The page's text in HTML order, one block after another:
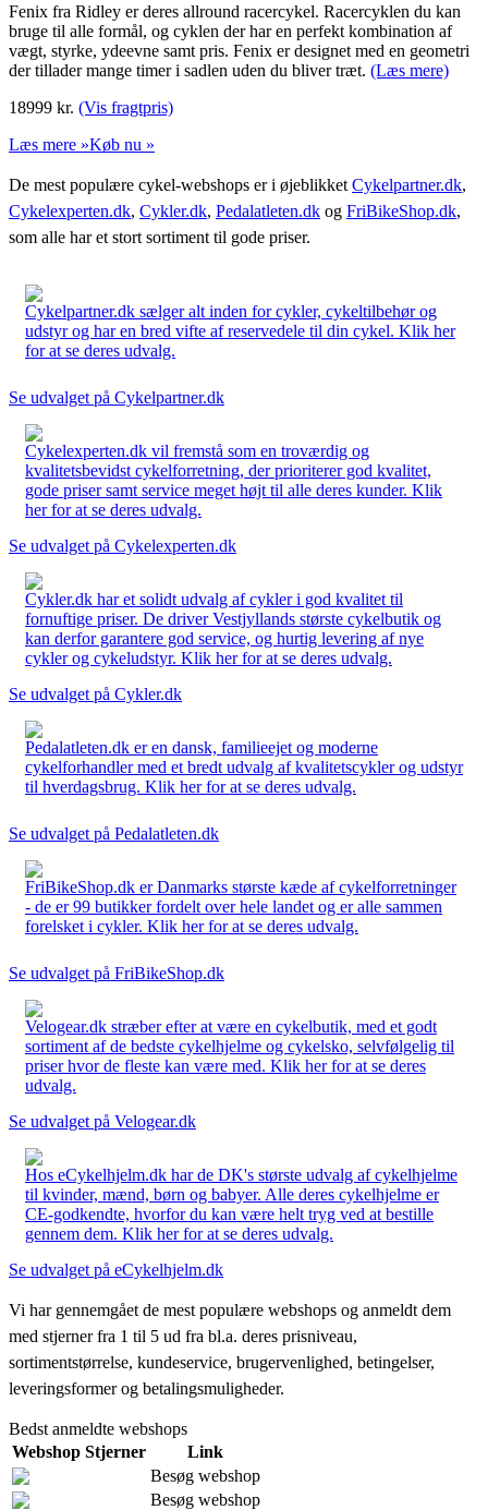
Fenix fra Ridley er deres allround racercykel. Racercyklen du kan
bruge til alle formål, og cyklen der har en perfekt kombination af
vægt, styrke, ydeevne samt pris. Fenix er designet med en geometri
der tillader mange timer i sadlen uden du bliver træt. (Læs mere)
18999 kr. (Vis fragtpris)
Læs mere »Køb nu »
De mest populære cykel-webshops er i øjeblikket Cykelpartner.dk,
Cykelexperten.dk, Cykler.dk, Pedalatleten.dk og FriBikeShop.dk,
som alle har et stort sortiment til gode priser.
Cykelpartner.dk sælger alt inden for cykler, cykeltilbehør og
udstyr og har en bred vifte af reservedele til din cykel. Klik her
for at se deres udvalg.
Se udvalget på Cykelpartner.dk
Cykelexperten.dk vil fremstå som en troværdig og
kvalitetsbevidst cykelforretning, der prioriterer god kvalitet,
gode priser samt service meget højt til alle deres kunder. Klik
her for at se deres udvalg.
Se udvalget på Cykelexperten.dk
Cykler.dk har et solidt udvalg af cykler i god kvalitet til
fornuftige priser. De driver Vestjyllands største cykelbutik og
kan derfor garantere god service, og hurtig levering af nye
cykler og cykeludstyr. Klik her for at se deres udvalg.
Se udvalget på Cykler.dk
Pedalatleten.dk er en dansk, familieejet og moderne
cykelforhandler med et bredt udvalg af kvalitetscykler og udstyr
til hverdagsbrug. Klik her for at se deres udvalg.
Se udvalget på Pedalatleten.dk
FriBikeShop.dk er Danmarks største kæde af cykelforretninger
- de er 99 butikker fordelt over hele landet og er alle sammen
forelsket i cykler. Klik her for at se deres udvalg.
Se udvalget på FriBikeShop.dk
Velogear.dk stræber efter at være en cykelbutik, med et godt
sortiment af de bedste cykelhjelme og cykelsko, selvfølgelig til
priser hvor de fleste kan være med. Klik her for at se deres
udvalg.
Se udvalget på Velogear.dk
Hos eCykelhjelm.dk har de DK's største udvalg af cykelhjelme
til kvinder, mænd, børn og babyer. Alle deres cykelhjelme er
CE-godkendte, hvorfor du kan være helt tryg ved at bestille
gennem dem. Klik her for at se deres udvalg.
Se udvalget på eCykelhjelm.dk
Vi har gennemgået de mest populære webshops og anmeldt dem
med stjerner fra 1 til 5 ud fra bl.a. deres prisniveau,
sortimentstørrelse, kundeservice, brugervenlighed, betingelser,
leveringsformer og betalingsmuligheder.
Bedst anmeldte webshops
Webshop Stjerner
Link
Besøg webshop
Besøg webshop